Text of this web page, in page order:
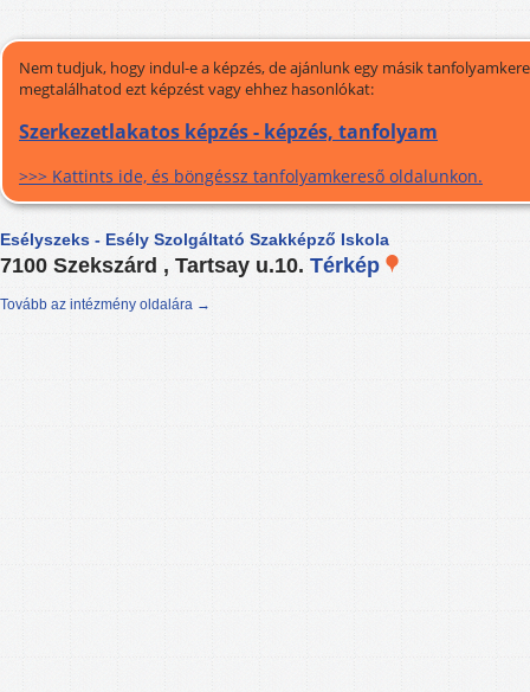
Nem tudjuk, hogy indul-e a képzés, de ajánlunk egy másik
megtalálhatod ezt képzést vagy ehhez hasonlókat:
Szerkezetlakatos képzés - képzés, tanfolyam
>>> Kattints ide, és böngéssz tanfolyamkereső oldalunkon.
Esélyszeks - Esély Szolgáltató Szakképző Iskola
7100 Szekszárd , Tartsay u.10. Térkép
Tovább az intézmény oldalára →